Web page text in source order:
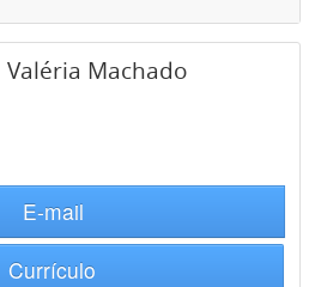
Valéria Machado
E-mail
Currículo